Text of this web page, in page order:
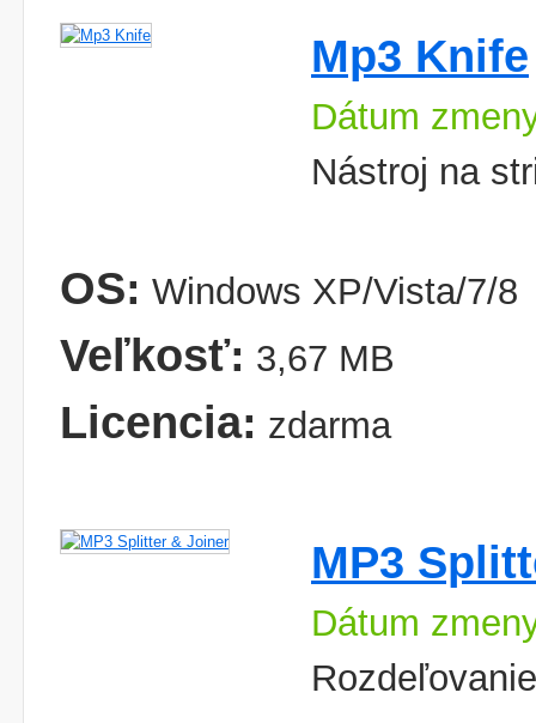
Mp3 Knife
Dátum
Nástroj na
OS: Windows XP/Vista/7/8
Veľkosť: 3,67 MB
Licencia: zdarma
MP3
Dátum